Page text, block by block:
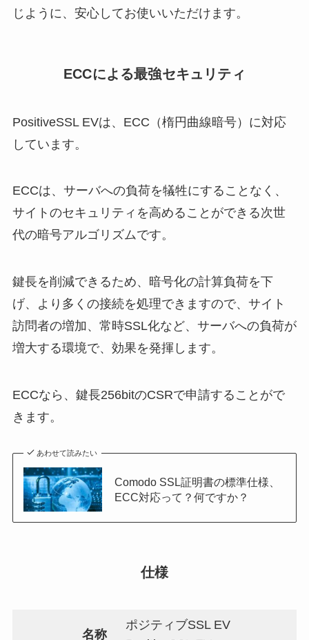
じように、安心してお使いいただけます。
ECCによる最強セキュリティ
PositiveSSL EVは、ECC（楕円曲線暗号）に対応
しています。
ECCは、サーバへの負荷を犠牲にすることなく、
サイトのセキュリティを高めることができる次世
代の暗号アルゴリズムです。
鍵長を削減できるため、暗号化の計算負荷を下
げ、より多くの接続を処理できますので、サイト
訪問者の増加、常時SSL化など、サーバへの負荷が
増大する環境で、効果を発揮します。
ECCなら、鍵長256bitのCSRで申請することがで
きます。
あわせて読みたい
Comodo SSL証明書の標準仕様、
ECC対応って？何ですか？
仕様
名称
ポジティブSSL EV